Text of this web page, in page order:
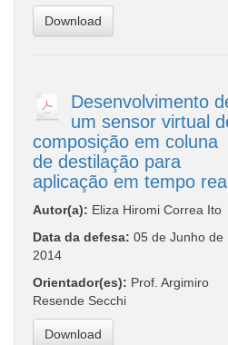
Download
Desenvolvimento
um sensor virtual
composição em coluna
de destilação para
aplicação em tempo
Autor(a): Eliza Hiromi Correa Ito
Data da defesa: 05 de Junho de
2014
Orientador(es): Prof. Argimiro
Resende Secchi
Download